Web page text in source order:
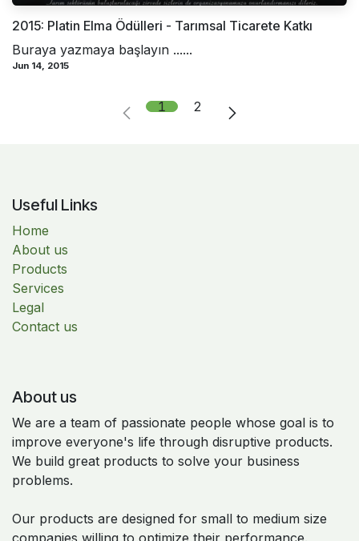
2015: Platin Elma Ödülleri - Tarımsal Ticarete Katkı
Buraya yazmaya başlayın ......
Jun 14, 2015
1 2
Useful Links
Home
About us
Products
Services
Legal
Contact us
About us
We are a team of passionate people whose goal is to
improve everyone's life through disruptive products.
We build great products to solve your business
problems.
Our products are designed for small to medium size
companies willing to optimize their performance.